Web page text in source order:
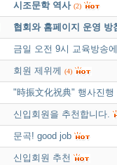
시조문학 역사 (2)
협회와 홈페이지 운영 방
금일 오전 9시 교육방송
회원 제위께 (4)
"時振文化祝典" 행사진행
신입회원을 추천합니다.
문곡! good job
신입회원 추천